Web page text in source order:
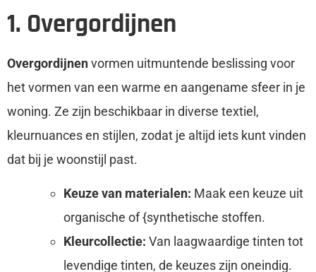
1. Overgordijnen
Overgordijnenvormen uitmuntende beslissing voor
het vormen van een warme en aangename sfeer in je
woning. Ze zijn beschikbaar in diverse textiel,
kleurnuances en stijlen, zodat je altijd iets kunt vinden
dat bij je woonstijl past.
Keuze van materialen: Maak een keuze uit
organische of {synthetische stoffen.
Kleurcollectie: Van laagwaardige tinten tot
levendige tinten, de keuzes zijn oneindig.